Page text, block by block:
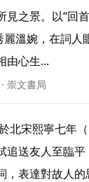
之景。以“回
溫婉，在詞人
由心生...
崇文書局
追送友人至臨
表達對故人的